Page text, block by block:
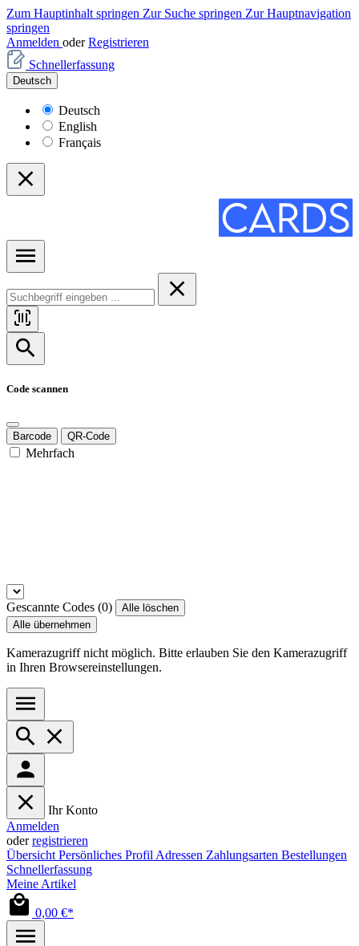
Zum Hauptinhalt springen Zur Suche springen Zur Hauptnavigation
springen
Anmelden oder Registrieren
Schnellerfassung
Deutsch
Deutsch
English
Français
Code scannen
Barcode QR-Code
Mehrfach
Gescannte Codes (0)
Alle löschen
Alle übernehmen
Kamerazugriff nicht möglich. Bitte erlauben Sie den Kamerazugriff
in Ihren Browsereinstellungen.
Ihr Konto
Anmelden
oderregistrieren
Übersicht Persönliches Profil Adressen Zahlungsarten Bestellungen
Schnellerfassung
Meine Artikel
0,00 €*